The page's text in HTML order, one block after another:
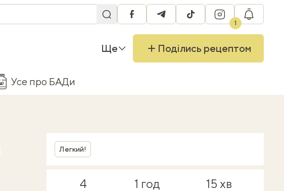
facebooktelegramtiktok instagram
1
Ще Поділись рецептом
Усе про БАДи
Легкий!
4 1 год 15 хв